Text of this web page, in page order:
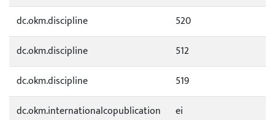
dc.okm.discipline
520
dc.okm.discipline
512
dc.okm.discipline
519
dc.okm.internationalcopublication
ei